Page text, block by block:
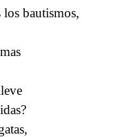
los bautismos,